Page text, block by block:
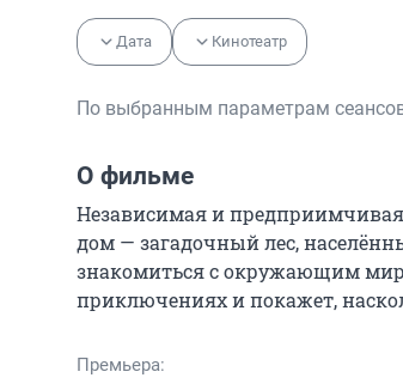
Дата Кинотеатр
По выбранным параметрам
О фильме
Независимая и
дом — загадочный лес,
знакомиться с окружающим
приключениях и покажет,
Премьера: